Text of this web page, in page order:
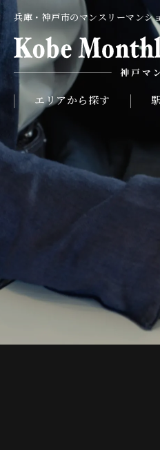
兵庫・神戸市のマンスリーマンシ
エリアから探す